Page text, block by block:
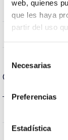
web, quienes
que les haya
partir del uso
consentimiento
Necesarias
Preferencias
Estadística
CRI Índice
Carcaça e